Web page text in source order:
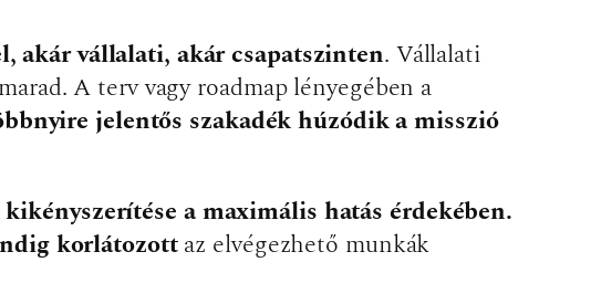
akár vállalati, akár csapatszinten. Vállalati
A terv vagy roadmap lényegében a
jelentős szakadék húzódik a misszió
a maximális hatás érdekében.
korlátozottaz elvégezhető munkák